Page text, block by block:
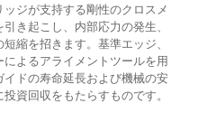
ジが支持する剛性のクロスメ
き起こし、内部応力の発生、
縮を招きます。基準エッジ、
よるアライメントツールを用
ドの寿命延長および機械の安
資回収をもたらすものです。